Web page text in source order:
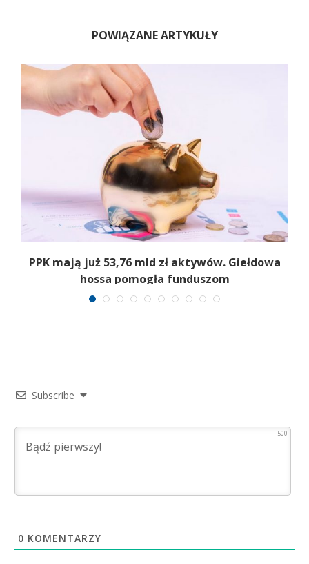
POWIĄZANE ARTYKUŁY
PPK mają już 53,76 mld zł aktywów. Giełdowa
hossa pomogła funduszom
Subscribe
500
0 KOMENTARZY